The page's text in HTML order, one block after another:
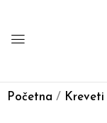
Početna / Kreveti